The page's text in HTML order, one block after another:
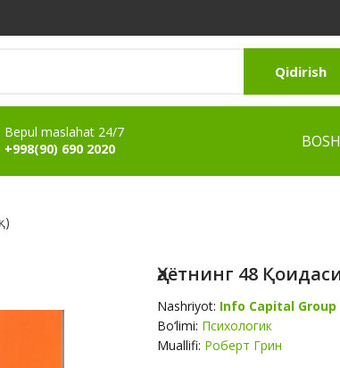
Qidirish
Bepul maslahat 24/7
+998(90) 690 2020
Ҳаётнинг 48
Nashriyot: Info Capital Group
Bo‘limi: Психологик
Muallifi: Роберт Грин